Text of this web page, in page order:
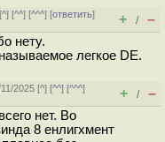
^] [^^] [^^^] [ответить]
+ / –
нету.
легкое DE.
2025 [^] [^^] [^^^]
+ / –
нет. Во
8 енлигхмент